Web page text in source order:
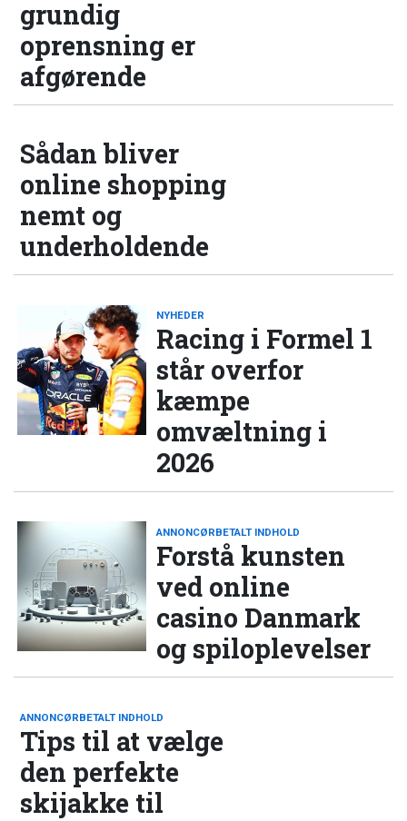
grundig
oprensning er
afgørende
Sådan bliver
online shopping
nemt og
underholdende
NYHEDER
Racing i Formel 1
står overfor
kæmpe
omvæltning i
2026
ANNONCØRBETALT INDHOLD
Forstå kunsten
ved online
casino Danmark
og spiloplevelser
ANNONCØRBETALT INDHOLD
Tips til at vælge
den perfekte
skijakke til